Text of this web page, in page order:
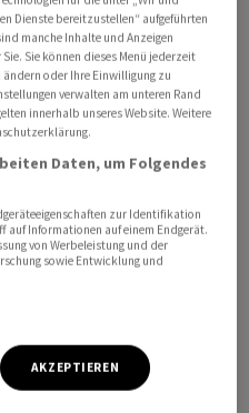
oder es werden
gezeigt.
sich mit einem
Version kaufen. Das
sogenannten In-App-
gratis zum Herunterladen
es gibt aber in fast
kleinere Vorteile zu
das beispielsweise
gibt es die Möglichkeit,
können Spielende
des ikonischen
Dienste bereitzustellen“ aufgeführten
manche Inhalte und Anzeigen
Sie können dieses Menü jederzeit
oder Ihre Einwilligung zu
verwalten am unteren Rand
innerhalb unseres Website. Weitere
Daten, um Folgendes
zur Identifikation
auf Informationen auf einem Endgerät.
von Werbeleistung und der
sowie Entwicklung und
AKZEPTIEREN